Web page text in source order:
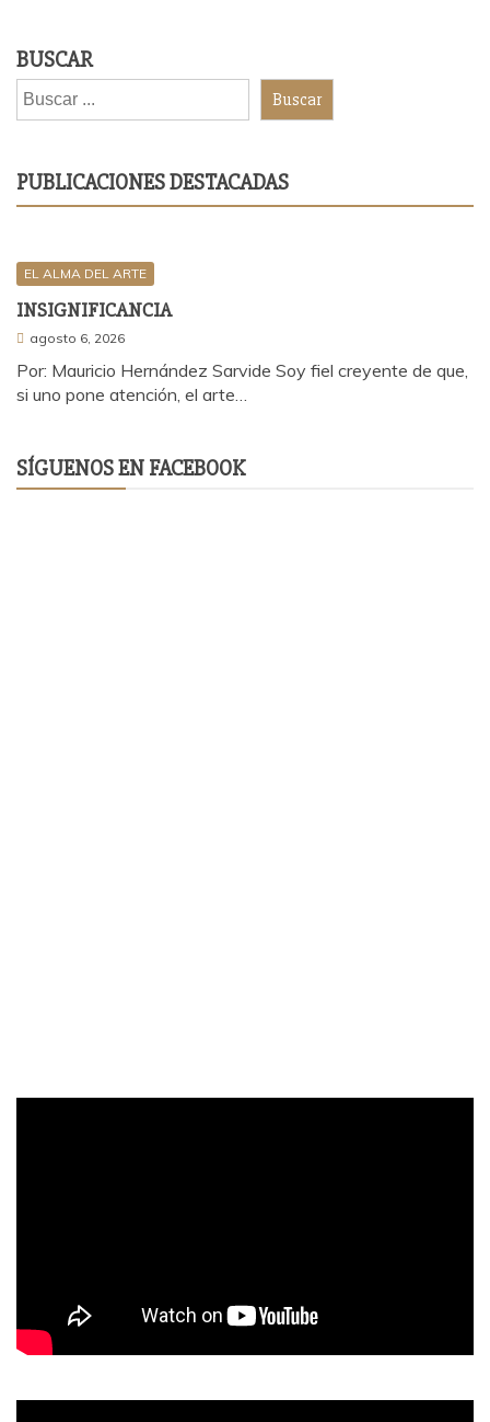
BUSCAR
Buscar
PUBLICACIONES DESTACADAS
EL ALMA DEL ARTE
INSIGNIFICANCIA
agosto 6, 2026
Por: Mauricio Hernández Sarvide Soy fiel creyente de que,
si uno pone atención, el arte…
SÍGUENOS EN FACEBOOK